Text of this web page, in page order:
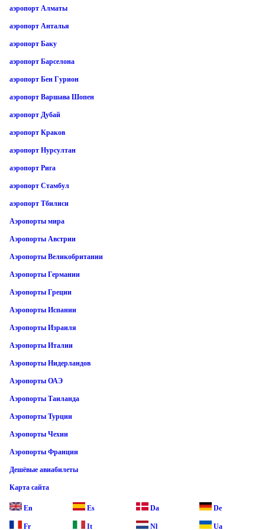
аэропорт Алматы
аэропорт Анталья
аэропорт Баку
аэропорт Барселона
аэропорт Бен Гурион
аэропорт Варшава Шопен
аэропорт Дубай
аэропорт Краков
аэропорт Нурсултан
аэропорт Рига
аэропорт Стамбул
аэропорт Тбилиси
Аэропорты мира
Аэропорты Австрии
Аэропорты Великобритании
Аэропорты Германии
Аэропорты Греции
Аэропорты Испании
Аэропорты Израиля
Аэропорты Италии
Аэропорты Нидерландов
Аэропорты ОАЭ
Аэропорты Таиланда
Аэропорты Турции
Аэропорты Чехии
Аэропорты Франции
Дешёвые авиабилеты
Карта сайта
En Es Da De
Fr It Nl Ua